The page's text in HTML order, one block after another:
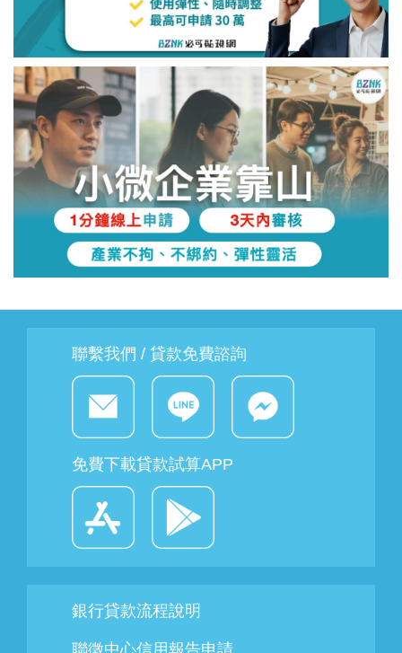
聯繫我們 / 貸款免費諮詢
免費下載貸款試算APP
銀行貸款流程說明